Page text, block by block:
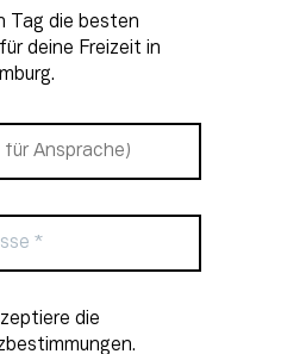
Tag die besten
deine Freizeit in